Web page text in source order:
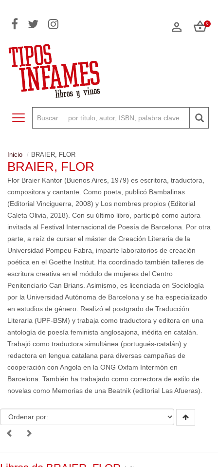
0
Toggle navigation
Inicio BRAIER, FLOR
BRAIER, FLOR
Flor Braier Kantor (Buenos Aires, 1979) es escritora, traductora,
compositora y cantante. Como poeta, publicó Bambalinas
(Editorial Vinciguerra, 2008) y Los nombres propios (Editorial
Caleta Olivia, 2018). Con su último libro, participó como autora
invitada al Festival Internacional de Poesía de Barcelona. Por otra
parte, a raíz de cursar el máster de Creación Literaria de la
Universidad Pompeu Fabra, imparte laboratorios de creación
poética en el Goethe Institut. Ha coordinado también talleres de
escritura creativa en el módulo de mujeres del Centro
Penitenciario Can Brians. Asimismo, es licenciada en Sociología
por la Universidad Autónoma de Barcelona y se ha especializado
en estudios de género. Realizó el postgrado de Traducción
Literaria (UPF-BSM) y trabaja como traductora y editora en una
antología de poesía feminista anglosajona, inédita en catalán.
Trabajó como traductora simultánea (portugués-catalán) y
redactora en lengua catalana para diversas campañas de
cooperación con Angola en la ONG Oxfam Intermón en
Barcelona. También ha trabajado como correctora de estilo de
novelas como Memorias de una Beatnik (editorial Las Afueras).